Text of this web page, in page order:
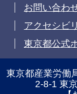
お問い合わ
アクセシビ
東京都公式
東京都産業労働
2-8-1 東